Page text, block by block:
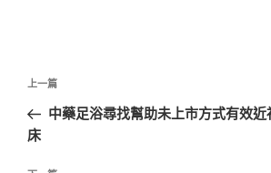
文
導
覽
上
一
篇
上一篇
中藥足浴尋找幫助未上市方式有效
床